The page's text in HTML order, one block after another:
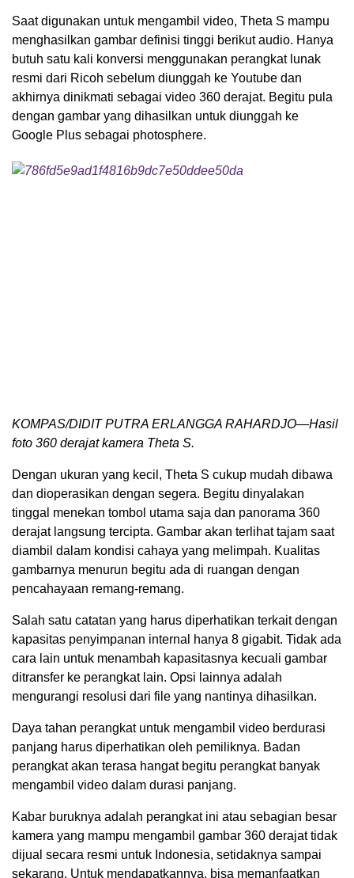
Saat digunakan untuk mengambil video, Theta S mampu
menghasilkan gambar definisi tinggi berikut audio. Hanya
butuh satu kali konversi menggunakan perangkat lunak
resmi dari Ricoh sebelum diunggah ke Youtube dan
akhirnya dinikmati sebagai video 360 derajat. Begitu pula
dengan gambar yang dihasilkan untuk diunggah ke
Google Plus sebagai photosphere.
KOMPAS/DIDIT PUTRA ERLANGGA RAHARDJO—Hasil
foto 360 derajat kamera Theta S.
Dengan ukuran yang kecil, Theta S cukup mudah dibawa
dan dioperasikan dengan segera. Begitu dinyalakan
tinggal menekan tombol utama saja dan panorama 360
derajat langsung tercipta. Gambar akan terlihat tajam saat
diambil dalam kondisi cahaya yang melimpah. Kualitas
gambarnya menurun begitu ada di ruangan dengan
pencahayaan remang-remang.
Salah satu catatan yang harus diperhatikan terkait dengan
kapasitas penyimpanan internal hanya 8 gigabit. Tidak ada
cara lain untuk menambah kapasitasnya kecuali gambar
ditransfer ke perangkat lain. Opsi lainnya adalah
mengurangi resolusi dari file yang nantinya dihasilkan.
Daya tahan perangkat untuk mengambil video berdurasi
panjang harus diperhatikan oleh pemiliknya. Badan
perangkat akan terasa hangat begitu perangkat banyak
mengambil video dalam durasi panjang.
Kabar buruknya adalah perangkat ini atau sebagian besar
kamera yang mampu mengambil gambar 360 derajat tidak
dijual secara resmi untuk Indonesia, setidaknya sampai
sekarang. Untuk mendapatkannya, bisa memanfaatkan